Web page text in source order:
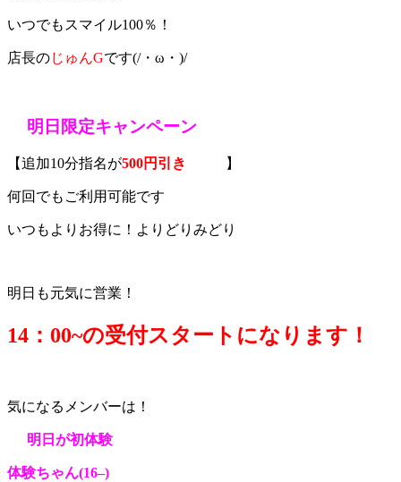
いつでもスマイル100％！
店長のじゅんGです(/・ω・)/
明日限定キャンペーン
【追加10分指名が500円引き 】
何回でもご利用可能です
いつもよりお得に！よりどりみどり
明日も元気に営業！
14：00~の受付スタートになります！
気になるメンバーは！
明日が初体験
体験ちゃん(16–)